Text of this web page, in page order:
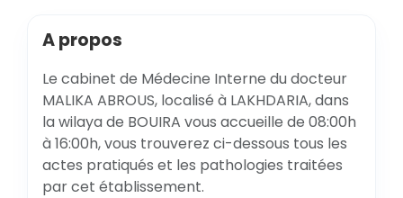
A propos
Le cabinet de Médecine Interne du docteur
MALIKA ABROUS, localisé à LAKHDARIA, dans
la wilaya de BOUIRA vous accueille de 08:00h
à 16:00h, vous trouverez ci-dessous tous les
actes pratiqués et les pathologies traitées
par cet établissement.